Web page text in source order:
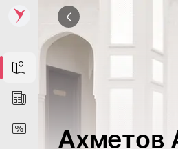
Map
News
DiscountCard Ахметов